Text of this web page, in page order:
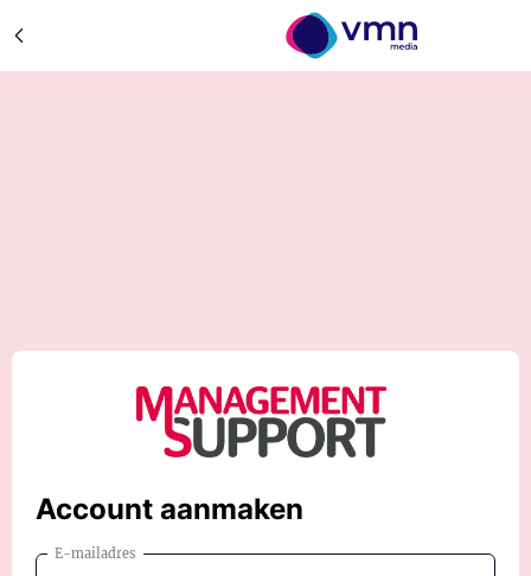
Account aanmaken
E-mailadres